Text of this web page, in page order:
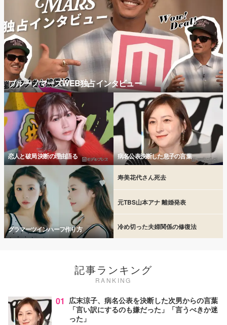
ブルーノマーズWEB独占インタビュー
恋人と破局 決断の理由語る 病名公表決断した息子の言葉
グラマーツインハーフ作り方
寿美花代さん死去
元TBS山本アナ 離婚発表
冷め切った夫婦関係の修復法
記事ランキング
RANKING
01 広末涼子、病名公表を決断した次男からの言葉
「言い訳にするのも嫌だった」「言うべきか迷
った」